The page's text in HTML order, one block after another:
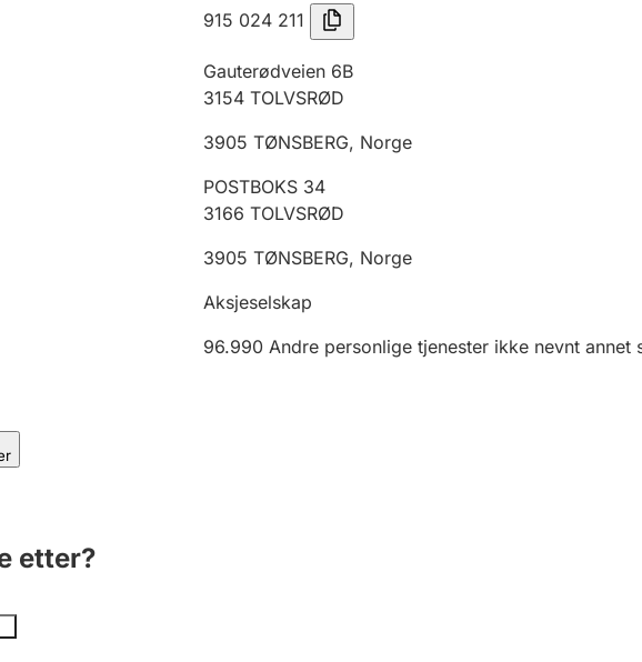
915 024 211
Gauterødveien 6B
3154 TOLVSRØD
3905 TØNSBERG, Norge
POSTBOKS 34
3166 TOLVSRØD
3905 TØNSBERG, Norge
Aksjeselskap
96.990 Andre personlige tjenester ikke nevnt annet
etter?